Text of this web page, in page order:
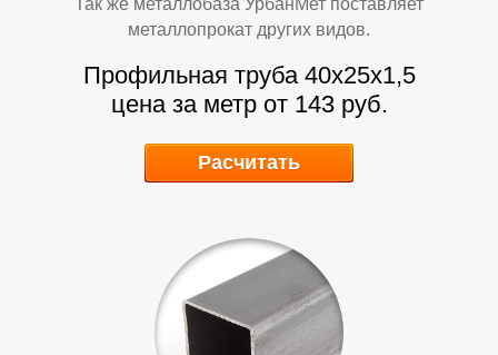
Так же металлобаза УрбанМет поставляет
металлопрокат других видов.
Профильная труба 40х25х1,5
цена за метр от 143 руб.
Расчитать